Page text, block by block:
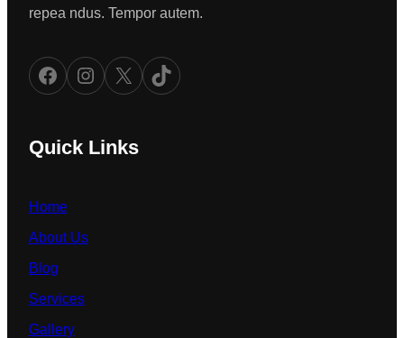
repea ndus. Tempor autem.
Facebook Instagram X TikTok
Quick Links
Home
About Us
Blog
Services
Gallery